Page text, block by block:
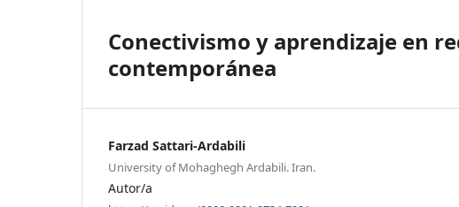
Conectivismo y aprendizaje en
contemporánea
Farzad Sattari-Ardabili
University of Mohaghegh Ardabili. Iran.
Autor/a